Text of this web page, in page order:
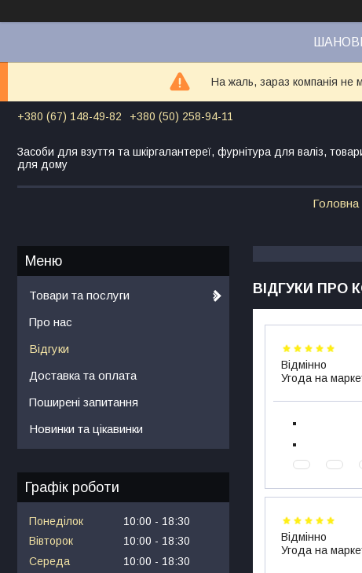
На жаль, зараз компанія не
+380 (67) 148-49-82 +380 (50) 258-94-11
Засоби для взуття та шкіргалантереї, фурнітура для валіз,
для дому
Головна
ВІДГУКИ ПРО
Відмінно
Угода на
Відмінно
Угода на
Товари та послуги
Про нас
Відгуки
Доставка та оплата
Поширені запитання
Новинки та цікавинки
Графік роботи
Понеділок 10:00
18:30
Вівторок
10:00
18:30
Середа
10:00
18:30